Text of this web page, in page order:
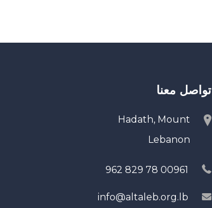
تواصل معنا
Hadath, Mount
Lebanon
00961 78 829 962
info@altaleb.org.lb